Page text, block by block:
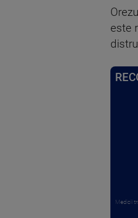
este
Medicii